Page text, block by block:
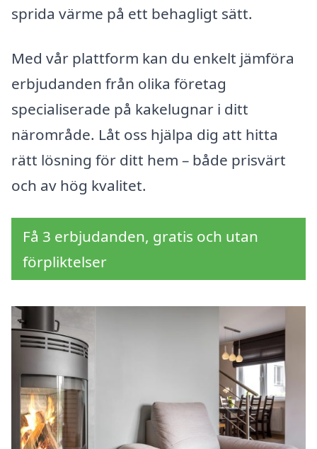
sprida värme på ett behagligt sätt.
Med vår plattform kan du enkelt jämföra
erbjudanden från olika företag
specialiserade på kakelugnar i ditt
närområde. Låt oss hjälpa dig att hitta
rätt lösning för ditt hem – både prisvärt
och av hög kvalitet.
Få 3 erbjudanden, gratis och utan
förpliktelser